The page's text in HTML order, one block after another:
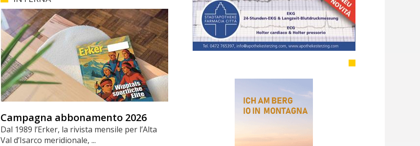
Campagna abbonamento 2026
Dal 1989 l’Erker, la rivista mensile per l’Alta
Val d’Isarco meridionale, ...